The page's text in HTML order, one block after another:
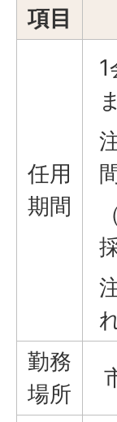
項目
任用
期間
勤務
場所